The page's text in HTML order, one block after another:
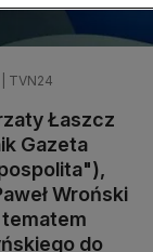
TVN24
Łaszcz
Gazeta
Wroński
do